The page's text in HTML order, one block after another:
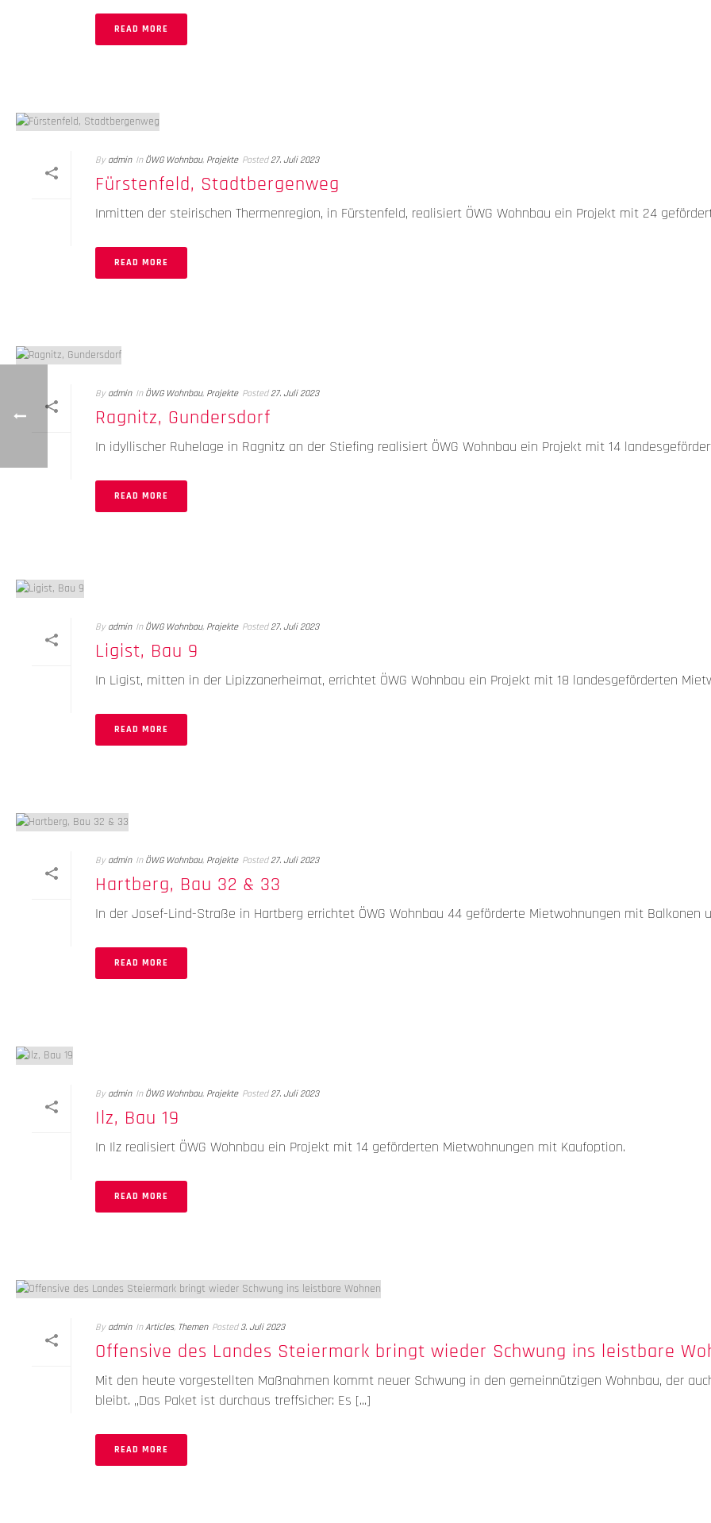
READ MORE
By admin In ÖWG Wohnbau, Projekte Posted 27. Juli 2023
Fürstenfeld, Stadtbergenweg
Inmitten der steirischen Thermenregion, in Fürstenfeld, realisiert ÖWG Wohnbau ein Projekt mit 24
READ MORE
By admin In ÖWG Wohnbau, Projekte Posted 27. Juli 2023
Ragnitz, Gundersdorf
In idyllischer Ruhelage in Ragnitz an der Stiefing realisiert ÖWG Wohnbau ein Projekt mit 14
READ MORE
By admin In ÖWG Wohnbau, Projekte Posted 27. Juli 2023
Ligist, Bau 9
In Ligist, mitten in der Lipizzanerheimat, errichtet ÖWG Wohnbau ein Projekt mit 18 landesgeförderten
READ MORE
By admin In ÖWG Wohnbau, Projekte Posted 27. Juli 2023
Hartberg, Bau 32 & 33
In der Josef-Lind-Straße in Hartberg errichtet ÖWG Wohnbau 44 geförderte Mietwohnungen mit Balkonen
READ MORE
By admin In ÖWG Wohnbau, Projekte Posted 27. Juli 2023
Ilz, Bau 19
In Ilz realisiert ÖWG Wohnbau ein Projekt mit 14 geförderten Mietwohnungen mit Kaufoption.
READ MORE
By admin In Articles, Themen Posted 3. Juli 2023
Offensive des Landes Steiermark bringt wieder Schwung ins leistbare
Mit den heute vorgestellten Maßnahmen kommt neuer Schwung in den gemeinnützigen Wohnbau, der
bleibt. „Das Paket ist durchaus treffsicher: Es [...]
READ MORE